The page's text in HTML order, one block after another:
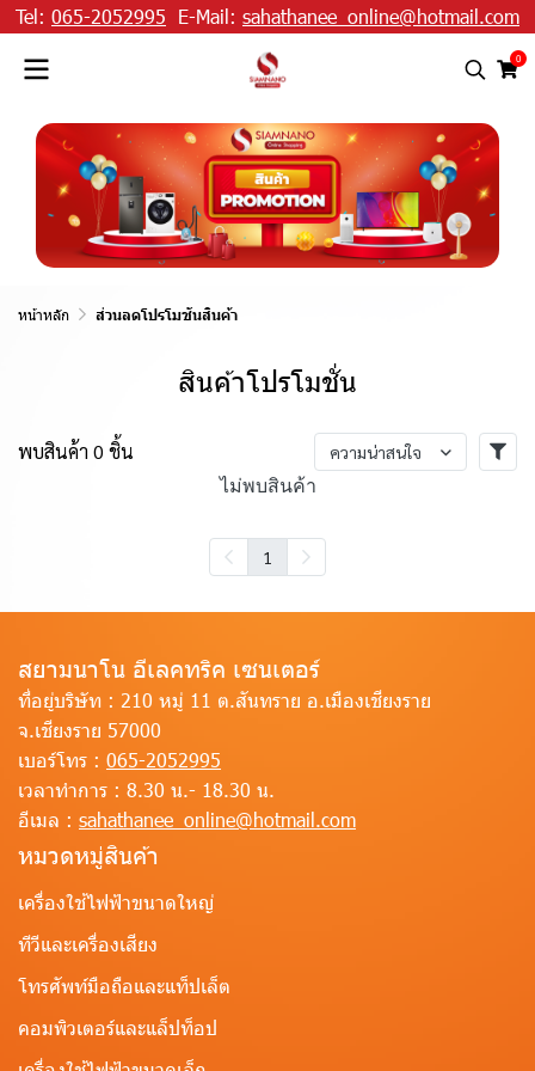
Tel: 065-2052995 E-Mail: sahathanee_online@hotmail.com
0
หน้าหลัก ส่วนลดโปรโมชันสินค้า
สินค้าโปรโมชั่น
พบสินค้า 0 ชิ้น ความน่าสนใจ
ไม่พบสินค้า
1
สยามนาโน อีเลคทริค เซนเตอร์
ที่อยู่บริษัท : 210 หมู่ 11 ต.สันทราย อ.เมืองเชียงราย
จ.เชียงราย 57000
เบอร์โทร : 065-2052995
เวลาทำการ : 8.30 น.- 18.30 น.
อีเมล : sahathanee_online@hotmail.com
หมวดหมู่สินค้า
เครื่องใช้ไฟฟ้าขนาดใหญ่
ทีวีและเครื่องเสียง
โทรศัพท์มือถือและแท็ปเล็ต
คอมพิวเตอร์และแล็ปท็อป